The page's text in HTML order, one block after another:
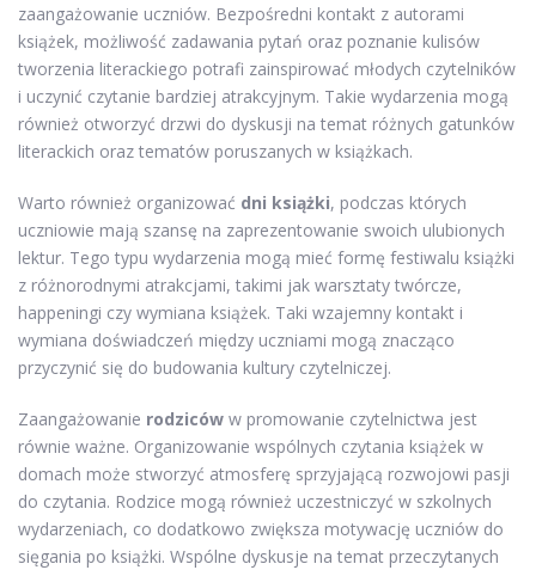
zaangażowanie uczniów. Bezpośredni kontakt z autorami
książek, możliwość zadawania pytań oraz poznanie kulisów
tworzenia literackiego potrafi zainspirować młodych czytelników
i uczynić czytanie bardziej atrakcyjnym. Takie wydarzenia mogą
również otworzyć drzwi do dyskusji na temat różnych gatunków
literackich oraz tematów poruszanych w książkach.
Warto również organizować dni książki, podczas których
uczniowie mają szansę na zaprezentowanie swoich ulubionych
lektur. Tego typu wydarzenia mogą mieć formę festiwalu książki
z różnorodnymi atrakcjami, takimi jak warsztaty twórcze,
happeningi czy wymiana książek. Taki wzajemny kontakt i
wymiana doświadczeń między uczniami mogą znacząco
przyczynić się do budowania kultury czytelniczej.
Zaangażowanie rodziców w promowanie czytelnictwa jest
równie ważne. Organizowanie wspólnych czytania książek w
domach może stworzyć atmosferę sprzyjającą rozwojowi pasji
do czytania. Rodzice mogą również uczestniczyć w szkolnych
wydarzeniach, co dodatkowo zwiększa motywację uczniów do
sięgania po książki. Wspólne dyskusje na temat przeczytanych